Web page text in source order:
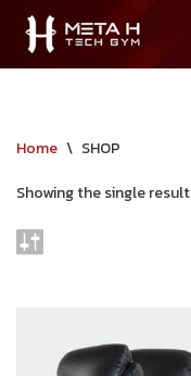
Skip
Home \ SHOP
Showing the single result